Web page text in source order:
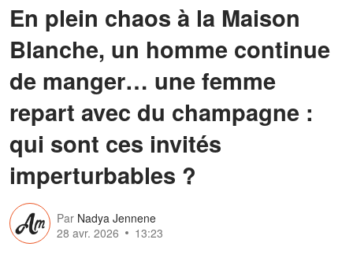
En plein chaos à la Maison
Blanche, un homme continue
de manger… une femme
repart avec du champagne :
qui sont ces invités
imperturbables ?
Par Nadya Jennene
28 avr. 2026
13:23